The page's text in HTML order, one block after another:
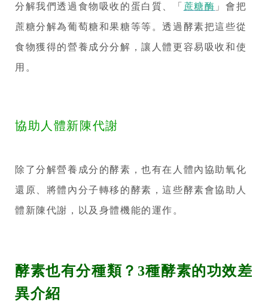
分解我們透過食物吸收的蛋白質、「 蔗糖酶 」會把
蔗糖分解為葡萄糖和果糖等等。透過酵素把這些從
食物獲得的營養成分分解，讓人體更容易吸收和使
用。
協助人體新陳代謝
除了分解營養成分的酵素，也有在人體內協助氧化
還原、將體內分子轉移的酵素，這些酵素會協助人
體新陳代謝，以及身體機能的運作。
酵素也有分種類？3種酵素的功效差
異介紹